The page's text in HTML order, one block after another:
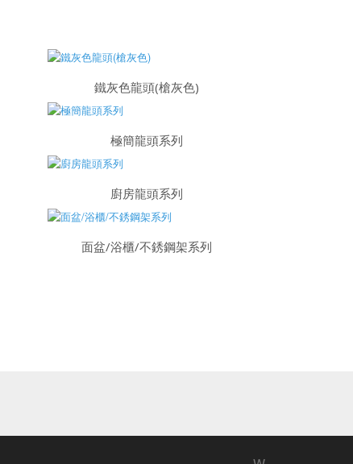
鐵灰色龍頭(槍灰色)
極簡龍頭系列
廚房龍頭系列
面盆/浴櫃/不銹鋼架系列